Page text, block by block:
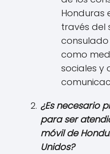
Honduras
través del
como
sociales y
¿Es necesario
para ser
móvil de
Unidos?